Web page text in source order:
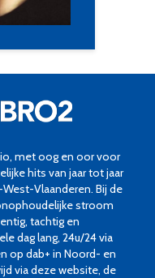
met oog en oor voor
hits van jaar tot jaar
Vlaanderen. Bij de
stroom
tachtig en
dag lang, 24u/24 via
op dab+ in Noord- en
via deze website, de